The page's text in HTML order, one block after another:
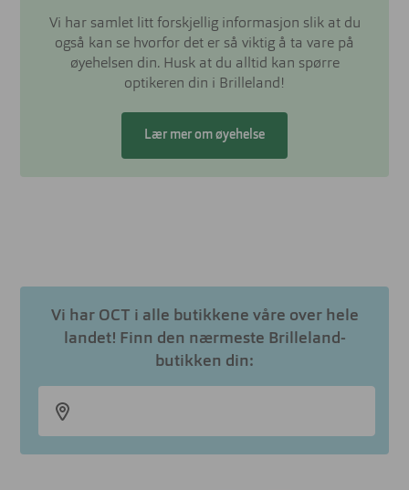
Vi har samlet litt forskjellig informasjon slik at du
også kan se hvorfor det er så viktig å ta vare på
øyehelsen din. Husk at du alltid kan spørre
optikeren din i Brilleland!
Lær mer om øyehelse
Vi har OCT i alle butikkene våre over hele
landet! Finn den nærmeste Brilleland-
butikken din: